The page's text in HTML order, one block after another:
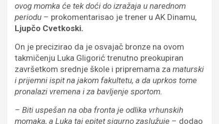
ovog momka će tek doći do izražaja u narednom
periodu – prokomentarisao je trener u AK Dinamu,
Ljupčo Cvetkoski.
On je precizirao da je osvajač bronze na ovom
takmičenju Luka Gligorić trenutno preokupiran
završetkom srednje škole i pripremama za maturski
i prijemni ispit na jakom fakultetu, a da uprkos tome
pronalazi vremena i za bavljenje sportom.
– Biti uspešan na oba fronta je odlika vrhunskih
momaka, a Luka taj epitet sigurno zaslužuje – dodao